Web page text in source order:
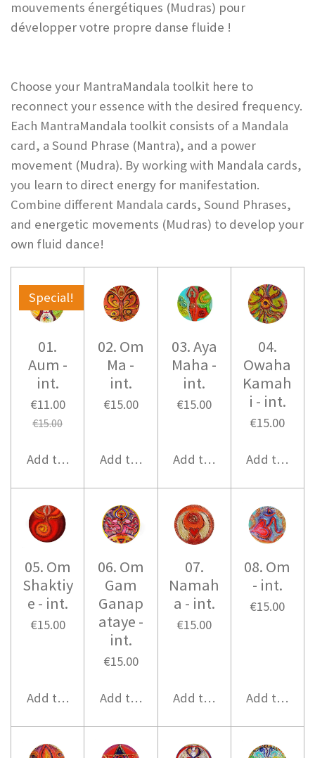
mouvements énergétiques (Mudras) pour
développer votre propre danse fluide !
Choose your MantraMandala toolkit here to
reconnect your essence with the desired frequency.
Each MantraMandala toolkit consists of a Mandala
card, a Sound Phrase (Mantra), and a power
movement (Mudra). By working with Mandala cards,
you learn to direct energy for manifestation.
Combine different Mandala cards, Sound Phrases,
and energetic movements (Mudras) to develop your
own fluid dance!
Special!
01.
Aum -
int.
€11.00
€15.00
Add to cart
02. Om
Ma -
int.
€15.00
Add to cart
03. Aya
Maha -
int.
€15.00
Add to cart
04.
Owaha
Kamah
i - int.
€15.00
Add to cart
05. Om
Shaktiy
e - int.
€15.00
Add to cart
06. Om
Gam
Ganap
ataye -
int.
€15.00
Add to cart
07.
Namah
a - int.
€15.00
Add to cart
08. Om
- int.
€15.00
Add to cart